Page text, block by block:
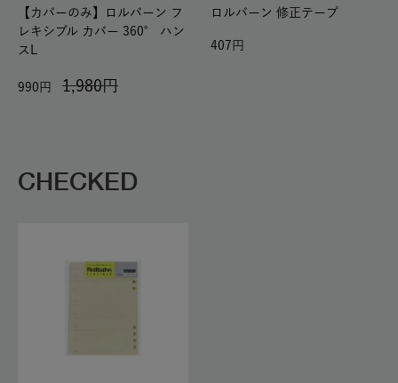
【カバーのみ】ロルバーン フ
レキシブル カバー 360° ハン
スL
1,980
990
ロルバーン 修正テープ
407
CHECKED